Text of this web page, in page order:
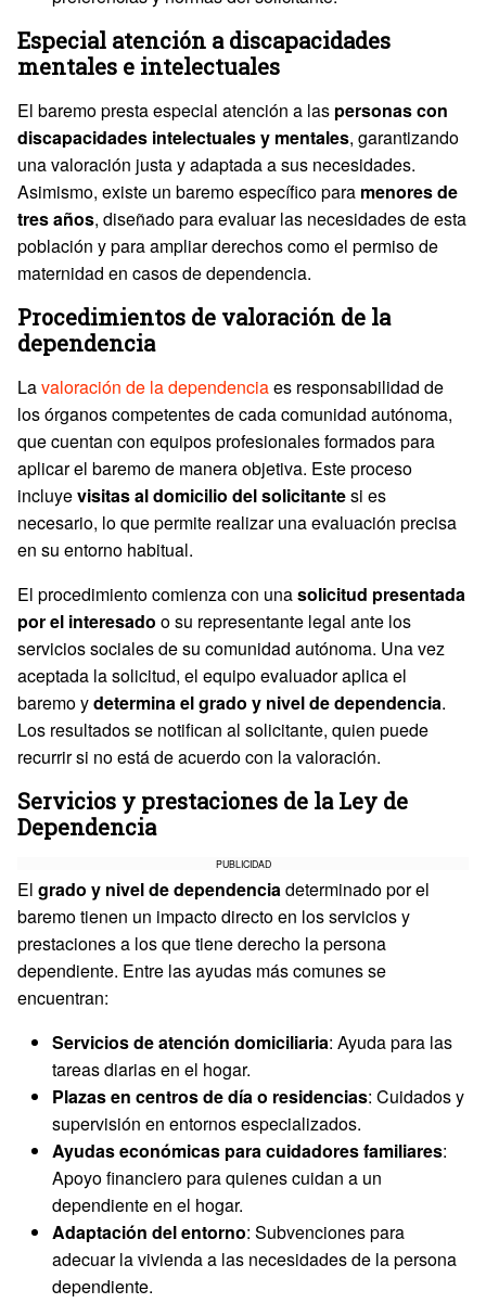
Especial atención a discapacidades
mentales e intelectuales
El baremo presta especial atención a las personas con
discapacidades intelectuales y mentales, garantizando
una valoración justa y adaptada a sus necesidades.
Asimismo, existe un baremo específico para menores de
tres años, diseñado para evaluar las necesidades de esta
población y para ampliar derechos como el permiso de
maternidad en casos de dependencia.
Procedimientos de valoración de la
dependencia
Lavaloración de la dependenciaes responsabilidad de
los órganos competentes de cada comunidad autónoma,
que cuentan con equipos profesionales formados para
aplicar el baremo de manera objetiva. Este proceso
incluyevisitas al domicilio del solicitantesi es
necesario, lo que permite realizar una evaluación precisa
en su entorno habitual.
El procedimiento comienza con unasolicitud presentada
por el interesado o su representante legal ante los
servicios sociales de su comunidad autónoma. Una vez
aceptada la solicitud, el equipo evaluador aplica el
baremo ydetermina el grado y nivel de dependencia.
Los resultados se notifican al solicitante, quien puede
recurrir si no está de acuerdo con la valoración.
Servicios y prestaciones de la Ley de
Dependencia
PUBLICIDAD
El grado y nivel de dependencia determinado por el
baremo tienen un impacto directo en los servicios y
prestaciones a los que tiene derecho la persona
dependiente. Entre las ayudas más comunes se
encuentran:
Servicios de atención domiciliaria: Ayuda para las
tareas diarias en el hogar.
Plazas en centros de día o residencias: Cuidados y
supervisión en entornos especializados.
Ayudas económicas para cuidadores familiares:
Apoyo financiero para quienes cuidan a un
dependiente en el hogar.
Adaptación del entorno: Subvenciones para
adecuar la vivienda a las necesidades de la persona
dependiente.